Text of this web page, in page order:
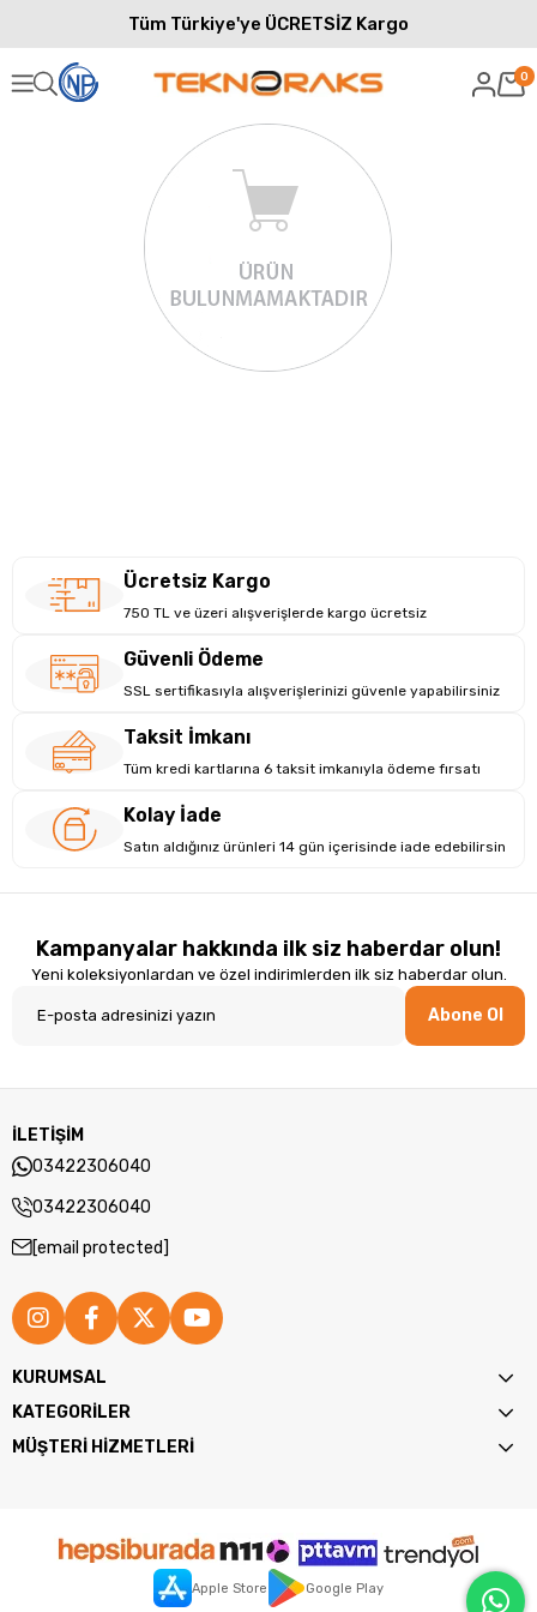
Tüm Türkiye'ye ÜCRETSİZ Kargo
0
Ücretsiz Kargo
750 TL ve üzeri alışverişlerde kargo ücretsiz
Güvenli Ödeme
SSL sertifikasıyla alışverişlerinizi güvenle yapabilirsiniz
Taksit İmkanı
Tüm kredi kartlarına 6 taksit imkanıyla ödeme fırsatı
Kolay İade
Satın aldığınız ürünleri 14 gün içerisinde iade edebilirsin
Kampanyalar hakkında ilk siz haberdar olun!
Yeni koleksiyonlardan ve özel indirimlerden ilk siz haberdar olun.
Abone Ol
İLETİŞİM
03422306040
03422306040
[email protected]
KURUMSAL
KATEGORİLER
MÜŞTERİ HİZMETLERİ
Apple Store Google Play